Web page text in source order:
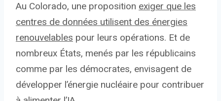
Au Colorado, une proposition exiger que les
centres de données utilisent des énergies
renouvelables pour leurs opérations. Et de
nombreux États, menés par les républicains
comme par les démocrates, envisagent de
développer l’énergie nucléaire pour contribuer